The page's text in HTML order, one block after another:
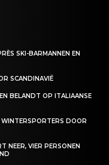
SKI-BARMANNEN EN
SCANDINAVIË
BELANDT OP ITALIAANSE
DOOR
NEER, VIER PERSONEN